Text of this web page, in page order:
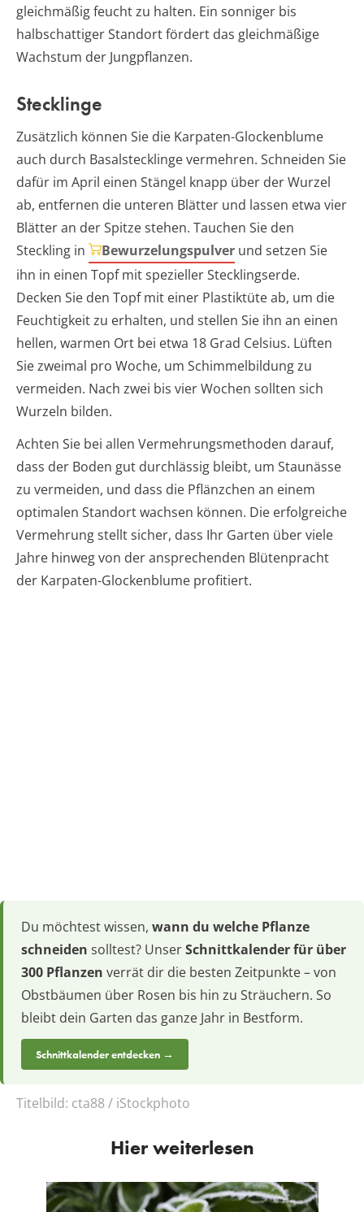
gleichmäßig feucht zu halten. Ein sonniger bis
halbschattiger Standort fördert das gleichmäßige
Wachstum der Jungpflanzen.
Stecklinge
Zusätzlich können Sie die Karpaten-Glockenblume
auch durch Basalstecklinge vermehren. Schneiden Sie
dafür im April einen Stängel knapp über der Wurzel
ab, entfernen die unteren Blätter und lassen etwa vier
Blätter an der Spitze stehen. Tauchen Sie den
Steckling in
Bewurzelungspulver und setzen Sie
ihn in einen Topf mit spezieller Stecklingserde.
Decken Sie den Topf mit einer Plastiktüte ab, um die
Feuchtigkeit zu erhalten, und stellen Sie ihn an einen
hellen, warmen Ort bei etwa 18 Grad Celsius. Lüften
Sie zweimal pro Woche, um Schimmelbildung zu
vermeiden. Nach zwei bis vier Wochen sollten sich
Wurzeln bilden.
Achten Sie bei allen Vermehrungsmethoden darauf,
dass der Boden gut durchlässig bleibt, um Staunässe
zu vermeiden, und dass die Pflänzchen an einem
optimalen Standort wachsen können. Die erfolgreiche
Vermehrung stellt sicher, dass Ihr Garten über viele
Jahre hinweg von der ansprechenden Blütenpracht
der Karpaten-Glockenblume profitiert.
Du möchtest wissen, wann du welche Pflanze
schneiden solltest? UnserSchnittkalender für über
300 Pflanzen verrät dir die besten Zeitpunkte – von
Obstbäumen über Rosen bis hin zu Sträuchern. So
bleibt dein Garten das ganze Jahr in Bestform.
Schnittkalender entdecken →
Titelbild: cta88 / iStockphoto
Hier weiterlesen